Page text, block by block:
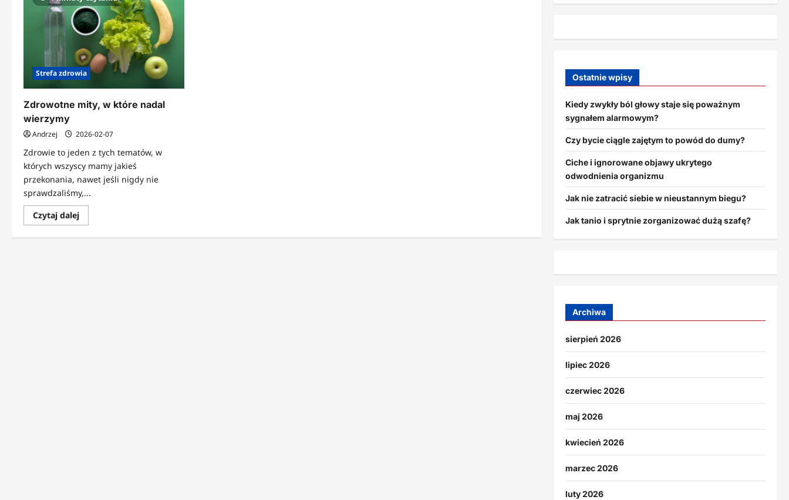
Strefa zdrowia
Zdrowotne mity, w które nadal
wierzymy
Andrzej 2026-02-07
Zdrowie to jeden z tych tematów, w
których wszyscy mamy jakieś
przekonania, nawet jeśli nigdy nie
sprawdzaliśmy,...
Czytaj dalejDowiedz
się
o
Ostatnie wpisy
Kiedy zwykły ból głowy staje się poważnym
sygnałem alarmowym?
Czy bycie ciągle zajętym to powód do dumy?
Ciche i ignorowane objawy ukrytego
odwodnienia organizmu
Jak nie zatracić siebie w nieustannym biegu?
Jak tanio i sprytnie zorganizować dużą szafę?
Archiwa
sierpień 2026
lipiec 2026
czerwiec 2026
maj 2026
kwiecień 2026
marzec 2026
luty 2026